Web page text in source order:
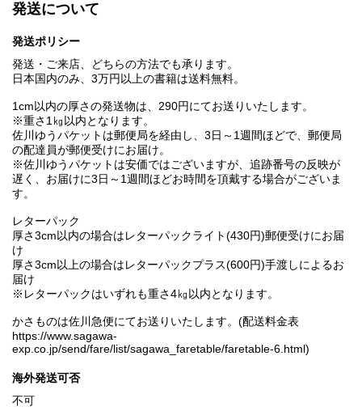
発送について
発送ポリシー
発送・ご来店、どちらの方法でも承ります。
日本国内のみ、3万円以上の書籍は送料無料。
1cm以内の厚さの発送物は、290円にてお送りいたします。
※重さ1㎏以内となります。
佐川ゆうパケットは郵便局を経由し、3日～1週間ほどで、郵便局
の配達員が郵便受けにお届け。
※佐川ゆうパケットは安価ではございますが、追跡番号の反映が
遅く、お届けに3日～1週間ほどお時間を頂戴する場合がございま
す。
レターパック
厚さ3cm以内の場合はレターパックライト(430円)郵便受けにお届
け
厚さ3cm以上の場合はレターパックプラス(600円)手渡しによるお
届け
※レターパックはいずれも重さ4㎏以内となります。
かさものは佐川急便にてお送りいたします。(配送料金表
https://www.sagawa-
exp.co.jp/send/fare/list/sagawa_faretable/faretable-6.html)
海外発送可否
不可